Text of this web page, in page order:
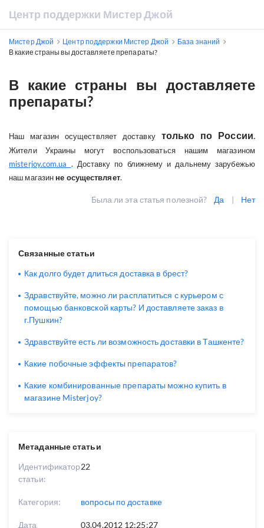
Центр поддержки Мистер Джой
Мистер Джой Центр поддержки Мистер Джой
База знаний
В какие страны вы доставляете препараты?
В какие страны вы доставляете
препараты?
Наш магазин осуществляет доставку только по России.
Жители Украины могут воспользоваться нашим магазином
misterjoy.com.ua . Доставку по ближнему и дальнему зарубежью
наш магазин не осуществляет.
Была ли эта статья полезной? Да | Нет
Метаданные статьи
Идентификатор
статьи:
22
Категория: вопросы по доставке
Дата 03.04.2012 12:25:27
Связанные статьи
Как долго будет длиться доставка в брест?
Здравствуйте, можно ли расплатиться с курьером с
помощью банковской карты? И доставляете заказ в
г.Пушкин?
Здравствуйте есть ли возможность доставки в Ташкенте?
Какие побочные эффекты препаратов?
Какие комбинированные препараты можно купить в
магазине Misterjoy?